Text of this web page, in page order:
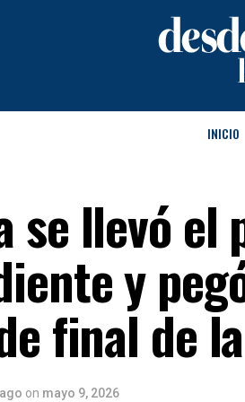
INICIO
se llevó
y
final de
on mayo 9, 2026